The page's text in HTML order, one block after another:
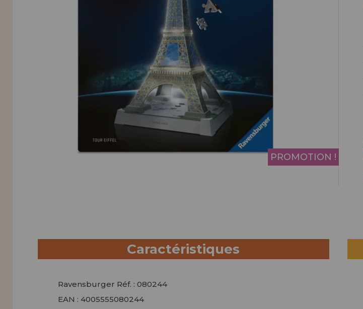
PROMOTION !
Caractéristiques
Ravensburger Réf. : 080244
EAN : 4005555080244